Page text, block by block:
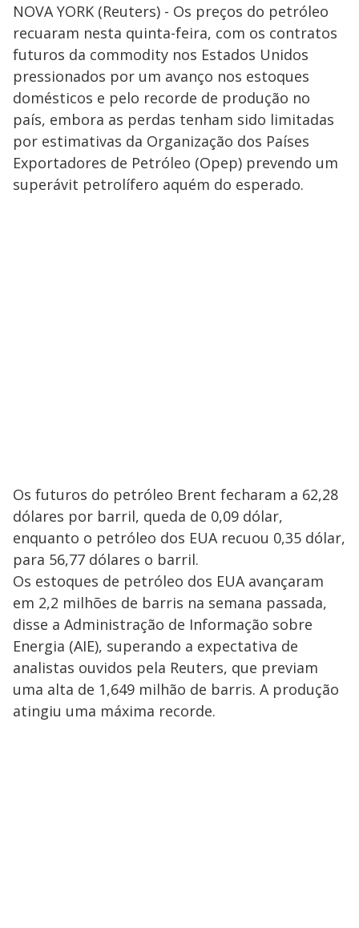
NOVA YORK (Reuters) - Os preços do petróleo
recuaram nesta quinta-feira, com os contratos
futuros da commodity nos Estados Unidos
pressionados por um avanço nos estoques
domésticos e pelo recorde de produção no
país, embora as perdas tenham sido limitadas
por estimativas da Organização dos Países
Exportadores de Petróleo (Opep) prevendo um
superávit petrolífero aquém do esperado.
Os futuros do petróleo Brent fecharam a 62,28
dólares por barril, queda de 0,09 dólar,
enquanto o petróleo dos EUA recuou 0,35 dólar,
para 56,77 dólares o barril.
Os estoques de petróleo dos EUA avançaram
em 2,2 milhões de barris na semana passada,
disse a Administração de Informação sobre
Energia (AIE), superando a expectativa de
analistas ouvidos pela Reuters, que previam
uma alta de 1,649 milhão de barris. A produção
atingiu uma máxima recorde.